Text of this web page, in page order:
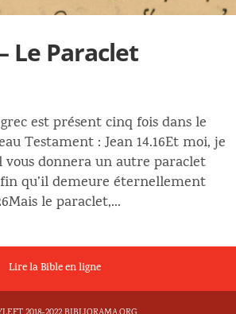
Le Paraclet
est présent cinq fois dans le
Testament : Jean 14.16Et moi, je
donnera un autre paraclet
qu’il demeure éternellement
le paraclet,...
Lire la Bible en ligne